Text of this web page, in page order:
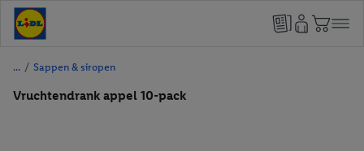
/ Sappen & siropen
Vruchtendrank appel 10-pack